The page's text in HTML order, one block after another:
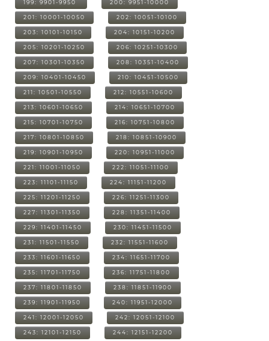
199: 9901-9950 200: 9951-10000
201: 10001-10050 202: 10051-10100
203: 10101-10150 204: 10151-10200
205: 10201-10250 206: 10251-10300
207: 10301-10350 208: 10351-10400
209: 10401-10450 210: 10451-10500
211: 10501-10550 212: 10551-10600
213: 10601-10650 214: 10651-10700
215: 10701-10750 216: 10751-10800
217: 10801-10850 218: 10851-10900
219: 10901-10950 220: 10951-11000
221: 11001-11050 222: 11051-11100
223: 11101-11150 224: 11151-11200
225: 11201-11250 226: 11251-11300
227: 11301-11350 228: 11351-11400
229: 11401-11450 230: 11451-11500
231: 11501-11550 232: 11551-11600
233: 11601-11650 234: 11651-11700
235: 11701-11750 236: 11751-11800
237: 11801-11850 238: 11851-11900
239: 11901-11950 240: 11951-12000
241: 12001-12050 242: 12051-12100
243: 12101-12150 244: 12151-12200